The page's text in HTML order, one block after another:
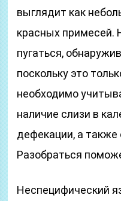
выглядит как
красных примесей.
пугаться,
поскольку это
необходимо
наличие слизи в
дефекации, а
Разобраться
Неспецифический